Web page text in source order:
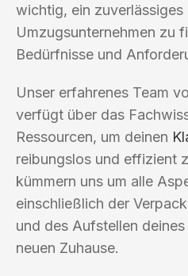
wichtig, ein
Umzugsunternehmen zu
Bedürfnisse und
Unser erfahrenes Team
verfügt über das
Ressourcen, um deinen
reibungslos und effizient
kümmern uns um alle
einschließlich der
und des Aufstellen
neuen Zuhause.